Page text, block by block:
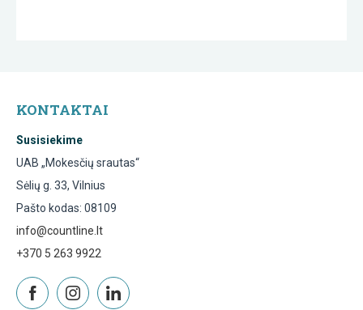
KONTAKTAI
Susisiekime
UAB „Mokesčių srautas“
Sėlių g. 33, Vilnius
Pašto kodas: 08109
info@countline.lt
+370 5 263 9922